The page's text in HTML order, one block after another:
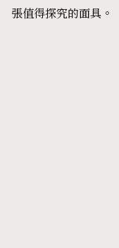
張值得探究的面具。